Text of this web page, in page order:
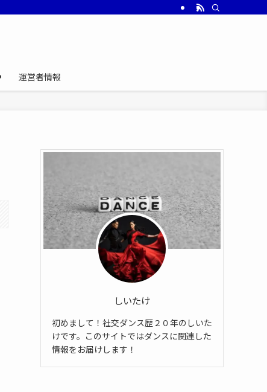
運営者情報
しいたけ
初めまして！社交ダンス歴２０年のしいた
けです。このサイトではダンスに関連した
情報をお届けします！